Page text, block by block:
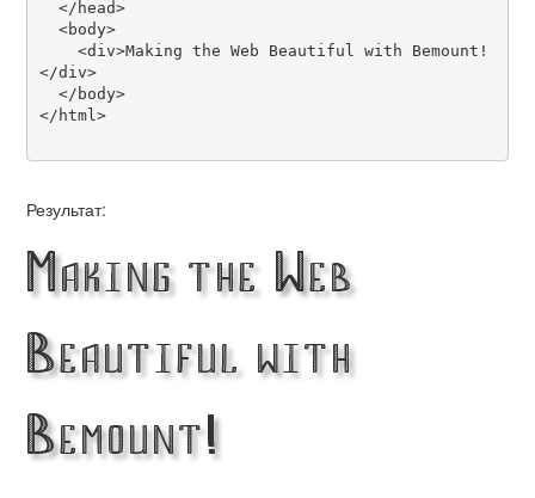
</div>
</html>
Результат:
Making the Web
Beautiful with
Bemount!